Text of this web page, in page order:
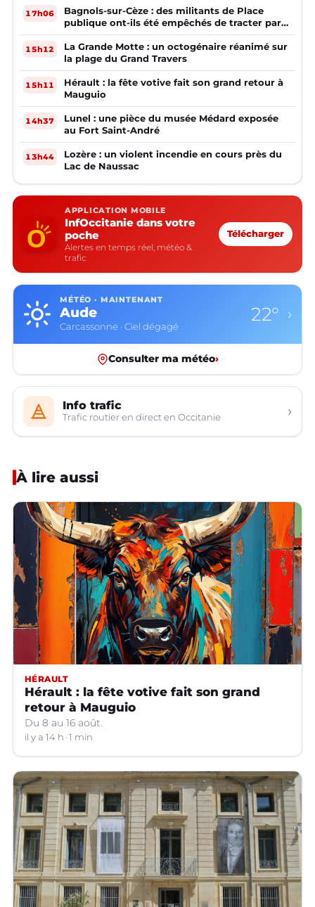
17h06
Bagnols-sur-Cèze : des militants de Place
publique ont-ils été empêchés de tracter par
la mairie ?
15h12
La Grande Motte : un octogénaire réanimé sur
la plage du Grand Travers
15h11
Hérault : la fête votive fait son grand retour à
Mauguio
14h37
Lunel : une pièce du musée Médard exposée
au Fort Saint-André
13h44
Lozère : un violent incendie en cours près du
Lac de Naussac
APPLICATION MOBILE
InfOccitanie dans votre
poche
Alertes en temps réel, météo &
trafic
Télécharger
MÉTÉO · MAINTENANT
Aude
Carcassonne · Ciel dégagé
22° ›
Consulter ma météo›
Info trafic
Trafic routier en direct en Occitanie ›
À lire aussi
HÉRAULT
Hérault : la fête votive fait son grand
retour à Mauguio
Du 8 au 16 août.
il y a 14 h 1 min